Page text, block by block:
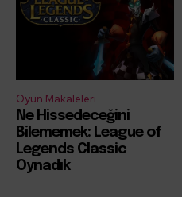
Oyun Makaleleri
Ne Hissedeceğini
Bilememek: League of
Legends Classic
Oynadık